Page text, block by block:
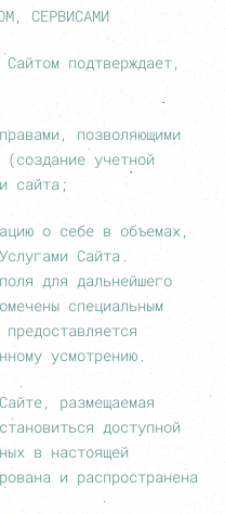
СЕРВИСАМИ
подтверждает,
позволяющими
(создание учетной
сайта;
о себе в объемах,
Сайта.
для дальнейшего
специальным
усмотрению.
размещаемая
доступной
в настоящей
и распространена